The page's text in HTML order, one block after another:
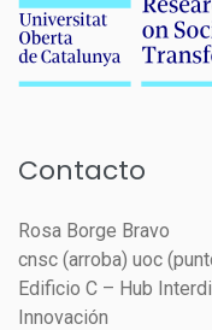
Contacto
Rosa Borge Bravo
cnsc (arroba) uoc
Edificio C – Hub
Innovación